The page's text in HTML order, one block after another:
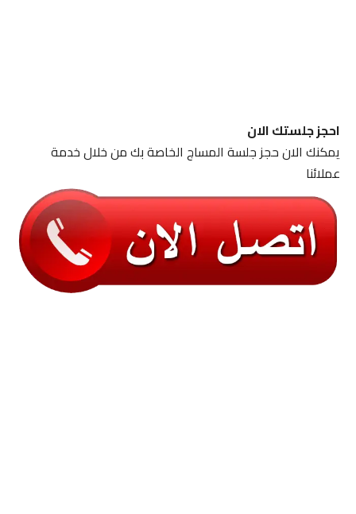
احجز جلستك الان
يمكنك الان حجز جلسة المساج الخاصة بك من خلال خدمة
عملائنا